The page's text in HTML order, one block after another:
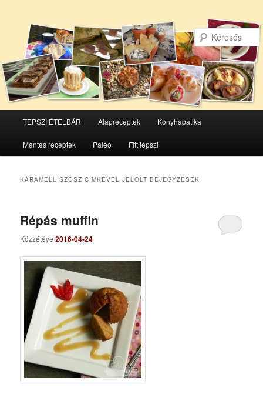
Tovább
az
Tovább
a
TEPSZI ÉTELBÁR Alapreceptek Konyhapatika
Mentes receptek Paleo Fitt tepszi
KARAMELL SZÓSZ CÍMKÉVEL JELÖLT BEJEGYZÉSEK
Répás muffin
Közzétéve2016-04-24